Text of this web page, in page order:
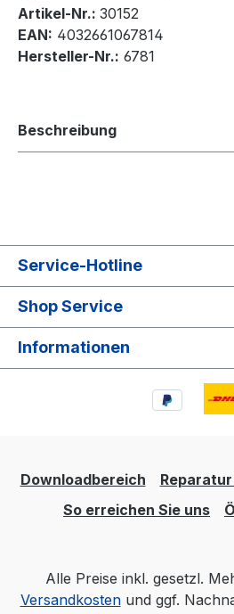
Artikel-Nr.: 30152
EAN: 4032661067814
Hersteller-Nr.: 6781
Beschreibung
Service-Hotline
Shop Service
Informationen
Downloadbereich
So erreichen Sie uns
Alle Preise inkl. gesetzl.
Versandkostenund ggf.